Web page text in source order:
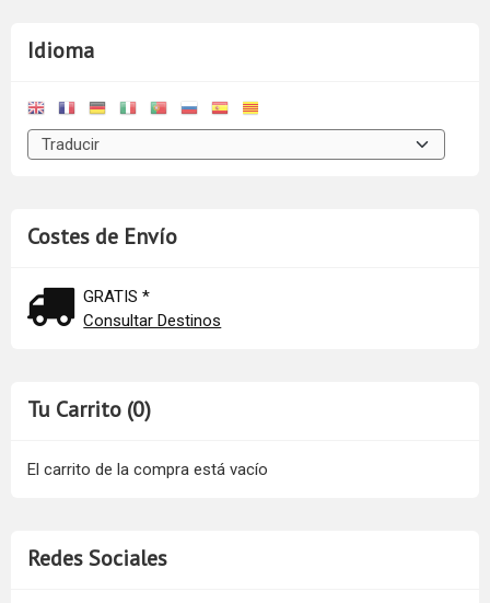
Idioma
Costes de Envío
GRATIS *
Consultar Destinos
Tu Carrito (0)
El carrito de la compra está vacío
Redes Sociales